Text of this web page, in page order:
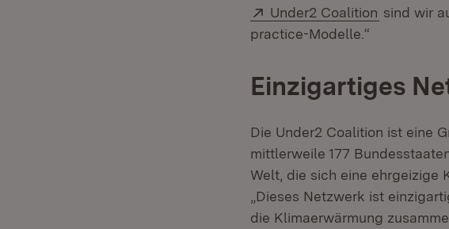
Extern:
Under2 Coalition sind wir
practice-Modelle.“
Einzigartiges
Die Under2 Coalition ist eine
mittlerweile 177
Welt, die sich eine ehrgeizige
„Dieses Netzwerk ist
die Klimaerwärmung